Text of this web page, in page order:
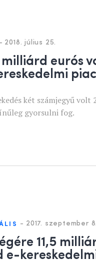
- 2018. július 25.
eurós
két számjegyű volt
gyorsulni fog.
- 2017. szeptember 8.
11,5
e-